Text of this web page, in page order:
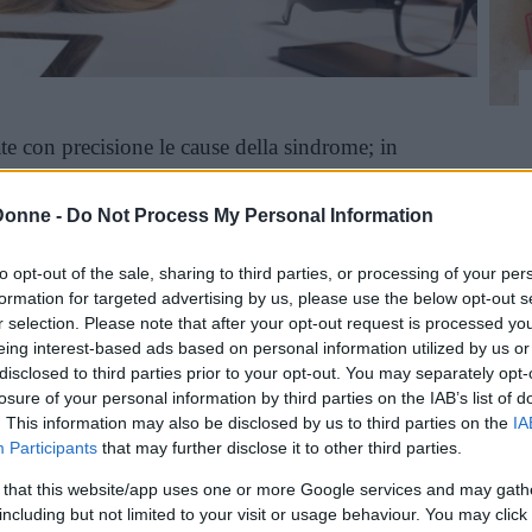
- Do Not Process My Personal Information
opt-out of the sale, sharing to third parties, or processing of your
for targeted advertising by us, please use the below opt-out
selection. Please note that after your opt-out request is processed
interest-based ads based on personal information utilized by us
to third parties prior to your opt-out. You may separately
of your personal information by third parties on the IAB’s list of
This information may also be disclosed by us to third parties on the
Participants that may further disclose it to other third parties.
that this website/app uses one or more Google services and may
but not limited to your visit or usage behaviour. You may
con precisione le cause della sindrome; in
dopo un’infezione, come un
, oppure dopo essere stati contagiati
comparsa della sindrome, oppure un
, quali quelli seguiti, ad esempio, a un
importante. Sono stati esaminati diversi
dipendere, tra questi rientrano i disturbi
degli equilibri ormonali, i problemi
di familiarità. Spesso anche terapie
una forte stanchezza.